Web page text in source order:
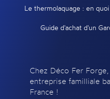
Le thermolaquage : en
Guide d'achat d'un
Chez Déco Fer
entreprise familliale
France !